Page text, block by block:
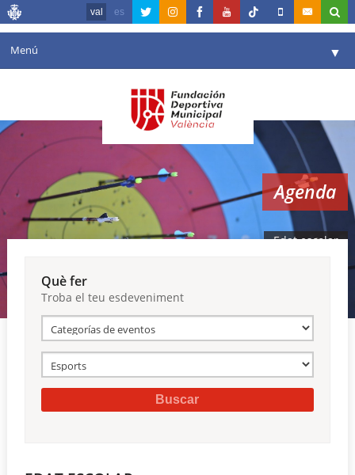
val es
Menú ▼
Agenda
Instal·lacions ▼
Comunicació ▼
València en esport ▼
Reserves
Agenda
Edat escolar
Què fer
Troba el teu esdeveniment